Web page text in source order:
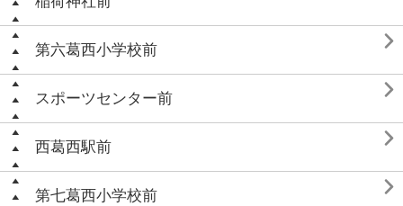
第六葛西小学校前 
スポーツセンター前 
西葛西駅前 
第七葛西小学校前 